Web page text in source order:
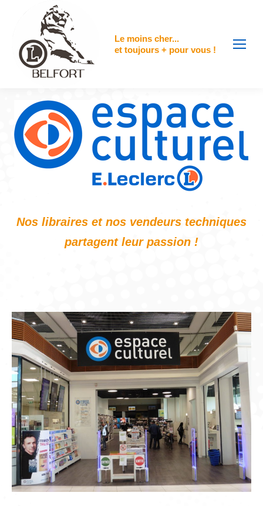
Le moins cher...
et toujours + pour vous !
Nos libraires et nos vendeurs techniques
partagent leur passion !